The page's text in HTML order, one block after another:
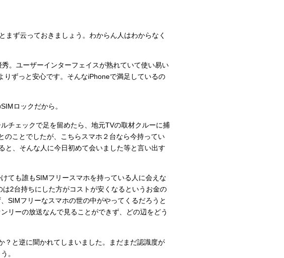
ず云っておきましょう。わからん人はわからなく
。ユーザーインターフェイスが熟れていて使い易い
りずっと安心です。そんなiPhoneで満足しているの
ロックだから。
チェックで足を留めたら、地元TVの取材クルーに捕
のことでしたが、こちらスマホ２台なら今持ってい
、そんな人に今日初めて会いました等と言い出す
ても誰もSIMフリースマホを持っている人に会えな
2台持ちにした方がコストが安くなるというお金の
SIMフリーなスマホの世の中がやってくるだろうと
リーの放送なんで見ることができず、どの辺をどう
？と逆に聞かれてしまいました。まだまだ認識度が
。